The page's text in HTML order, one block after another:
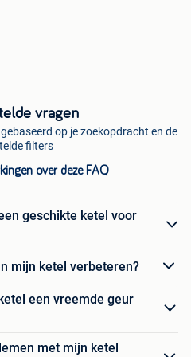
vragen
op je zoekopdracht en de
filters
over deze FAQ
geschikte ketel voor
mijn ketel verbeteren?
een vreemde geur
met mijn ketel